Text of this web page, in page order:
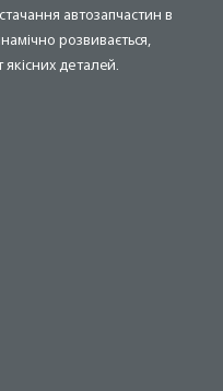
автозапчастин в
розвивається,
деталей.